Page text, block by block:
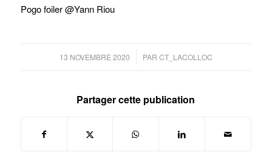
Pogo foiler @Yann Riou
13 NOVEMBRE 2020
/ PAR CT_LACOLLOC
Partager cette publication